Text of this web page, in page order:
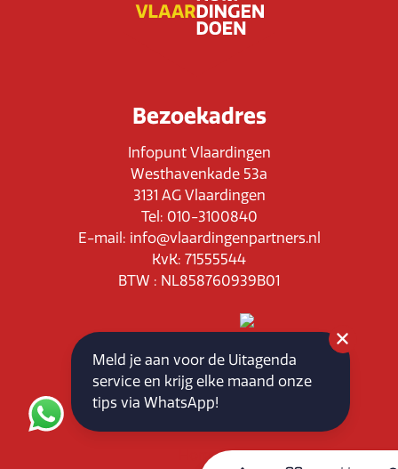
Bezoekadres
Infopunt Vlaardingen
Westhavenkade 53a
3131 AG Vlaardingen
Tel: 010-3100840
E-mail: info@vlaardingenpartners.nl
KvK: 71555544
BTW : NL858760939B01
Routeplanner
Home
Meld je aan voor de Uitagenda
service en krijg elke maand onze
tips via WhatsApp!